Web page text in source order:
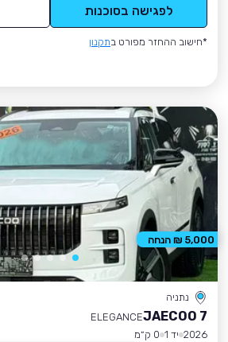
לפגישה בסוכנות
*חישוב ההחזר מפורט בתקנון
נתניה
JAECOO 7
ELEGANCE
2026 יד 1
0 ק״מ
5,000 ₪ הנחה